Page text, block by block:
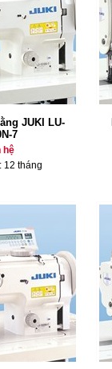
JUKI LU-
7
hệ
12 tháng